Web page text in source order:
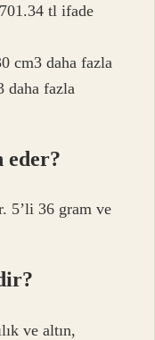
tl ifade
cm3 daha fazla
daha fazla
eder?
5’li 36 gram ve
ve altın,